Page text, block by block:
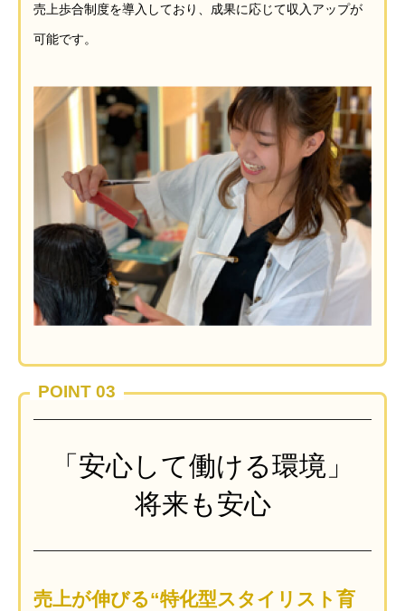
売上歩合制度を導入しており、成果に応じて収入アップが
可能です。
POINT 03
「安心して働ける環境」
将来も安心
売上が伸びる“特化型スタイリスト育